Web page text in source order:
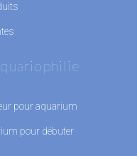
pour aquarium
pour débuter